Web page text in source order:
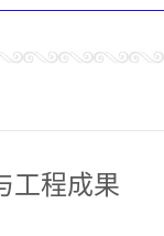
工程成果